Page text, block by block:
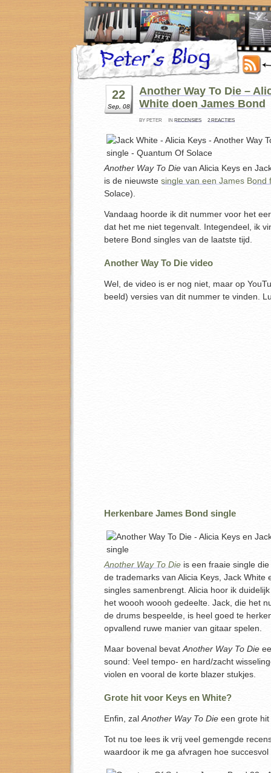
22
Sep, 08
Another Way To Die –
White doen James Bond
BY PETER IN RECENSIES 2 REACTIES
Another Way To Die van Alicia Keys en
is de nieuwste single van een James Bond
Solace).
Vandaag hoorde ik dit nummer voor het
dat het me niet tegenvalt. Integendeel, ik
betere Bond singles van de laatste tijd.
Another Way To Die video
Wel, de video is er nog niet, maar op
beeld) versies van dit nummer te vinden.
Herkenbare James Bond single
Another Way To Die is een fraaie single
de trademarks van Alicia Keys, Jack White
singles samenbrengt. Alicia hoor ik
het woooh woooh gedeelte. Jack, die het
de drums bespeelde, is heel goed te
opvallend ruwe manier van gitaar spelen.
Maar bovenal bevatAnother Way To Die
sound: Veel tempo- en hard/zacht
violen en vooral de korte blazer stukjes.
Grote hit voor Keys en White?
Enfin, zalAnother Way To Die een grote
Tot nu toe lees ik vrij veel gemengde
waardoor ik me ga afvragen hoe